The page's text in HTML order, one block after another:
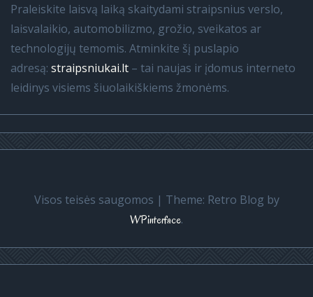
Praleiskite laisvą laiką skaitydami straipsnius verslo,
laisvalaikio, automobilizmo, grožio, sveikatos ar
technologijų temomis. Atminkite šį puslapio
adresą: straipsniukai.lt – tai naujas ir įdomus interneto
leidinys visiems šiuolaikiškiems žmonėms.
Visos teisės saugomos | Theme: Retro Blog by
WPinterface.